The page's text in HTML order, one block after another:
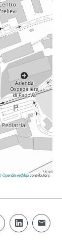
OpenStreetMapcontributors